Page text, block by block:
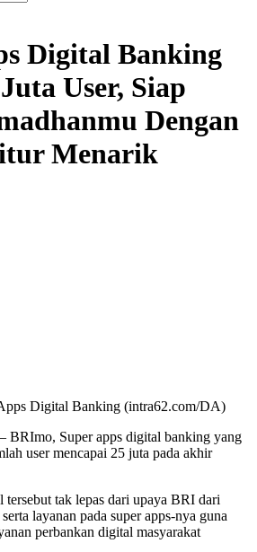
Digital Banking
User, Siap
Dengan
Menarik
– BRImo, Super apps digital banking yang
user mencapai 25 juta pada akhir
tersebut tak lepas dari upaya BRI dari
layanan pada super apps-nya guna
perbankan digital masyarakat